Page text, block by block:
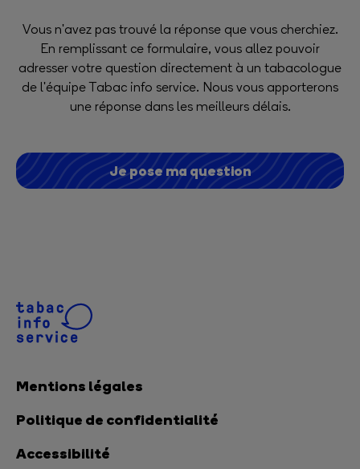
Vous n'avez pas trouvé la réponse que vous cherchiez.
En remplissant ce formulaire, vous allez pouvoir
adresser votre question directement à un tabacologue
de l'équipe Tabac info service. Nous vous apporterons
une réponse dans les meilleurs délais.
Je pose ma question
Mentions légales
Politique de confidentialité
Accessibilité